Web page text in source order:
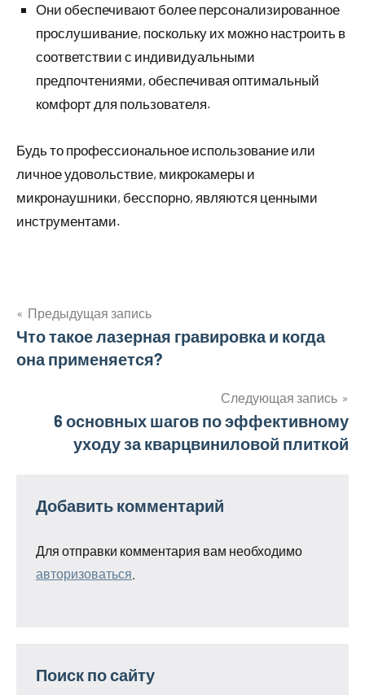
Они обеспечивают более персонализированное
прослушивание, поскольку их можно настроить в
соответствии с индивидуальными
предпочтениями, обеспечивая оптимальный
комфорт для пользователя.
Будь то профессиональное использование или
личное удовольствие, микрокамеры и
микронаушники, бесспорно, являются ценными
инструментами.
Навигация
по
Предыдущая запись
Что такое лазерная гравировка и когда
она применяется?
Следующая запись
6 основных шагов по эффективному
уходу за кварцвиниловой плиткой
Добавить комментарий
Для отправки комментария вам необходимо
авторизоваться
Поиск по сайту